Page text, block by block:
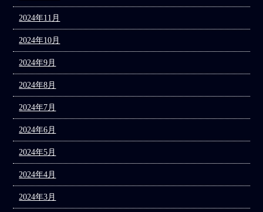
2024年11月
2024年10月
2024年9月
2024年8月
2024年7月
2024年6月
2024年5月
2024年4月
2024年3月